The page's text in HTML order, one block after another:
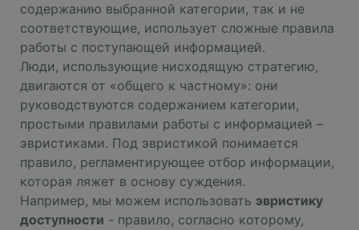
содержанию выбранной категории, так и не
соответствующие, использует сложные правила
работы с поступающей информацией.
Люди, использующие нисходящую стратегию,
двигаются от «общего к частному»: они
руководствуются содержанием категории,
простыми правилами работы с информацией –
эвристиками. Под эвристикой понимается
правило, регламентирующее отбор информации,
которая ляжет в основу суждения.
Например, мы можем использовать эвристику
доступности - правило, согласно которому,